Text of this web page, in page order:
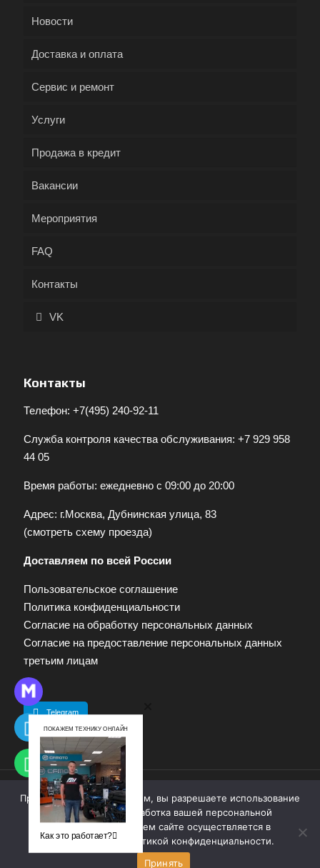
Новости
Доставка и оплата
Сервис и ремонт
Услуги
Продажа в кредит
Вакансии
Мероприятия
FAQ
Контакты
VK
Контакты
Телефон: +7(495) 240-92-11
Служба контроля качества обслуживания: +7 929 958
44 05
Время работы: ежедневно с 09:00 до 20:00
Адрес: г.Москва, Дубнинская улица, 83
(смотреть схему проезда)
Доставляем по всей России
Пользовательское соглашение
Политика конфиденциальности
Согласие на обработку персональных данных
Согласие на предоставление персональных данных
третьим лицам
Telegram
© 2009—2025. Квадропарк. Все права защищены.
Материалы, размещенные на сайте, не являются
публичной офертой. Для получения информации
обращайтесь к продавцу.
Продолжая работу с сайтом, вы разрешаете использование
cookie-файлов. Обработка вашей персональной
информации на нашем сайте осуществляется в
соответствии с
политикой конфиденциальности.
Принять
ПОКАЖЕМ ТЕХНИКУ ОНЛАЙН
Как это работает?